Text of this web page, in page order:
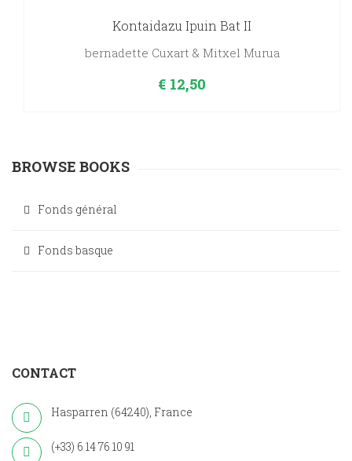
Kontaidazu Ipuin Bat II
bernadette Cuxart & Mitxel Murua
€ 12,50
BROWSE BOOKS
Fonds général
Fonds basque
CONTACT
Hasparren (64240), France
(+33) 6 14 76 10 91